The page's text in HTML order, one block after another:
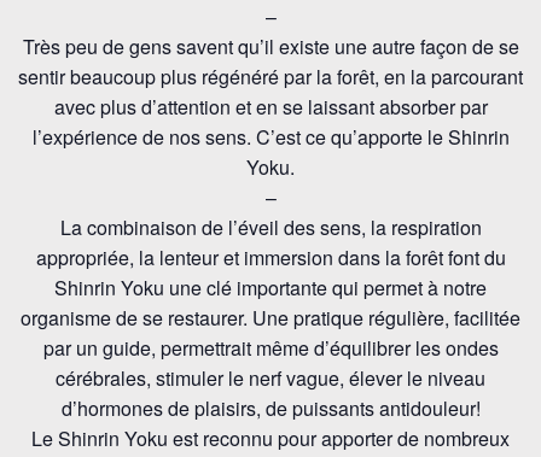
–
Très peu de gens savent qu’il existe une autre façon de se
sentir beaucoup plus régénéré par la forêt, en la parcourant
avec plus d’attention et en se laissant absorber par
l’expérience de nos sens. C’est ce qu’apporte le Shinrin
Yoku.
–
La combinaison de l’éveil des sens, la respiration
appropriée, la lenteur et immersion dans la forêt font du
Shinrin Yoku une clé importante qui permet à notre
organisme de se restaurer. Une pratique régulière, facilitée
par un guide, permettrait même d’équilibrer les ondes
cérébrales, stimuler le nerf vague, élever le niveau
d’hormones de plaisirs, de puissants antidouleur!
Le Shinrin Yoku est reconnu pour apporter de nombreux